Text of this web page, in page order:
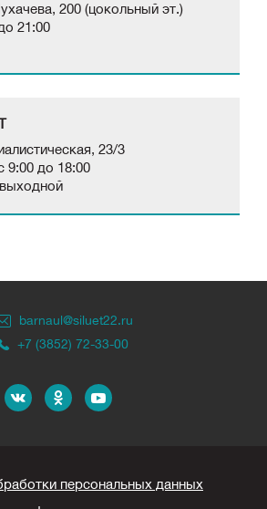
200 (цокольный эт.)
21:00
23/3
до 18:00
barnaul@siluet22.ru
+7 (3852) 72-33-00
персональных данных